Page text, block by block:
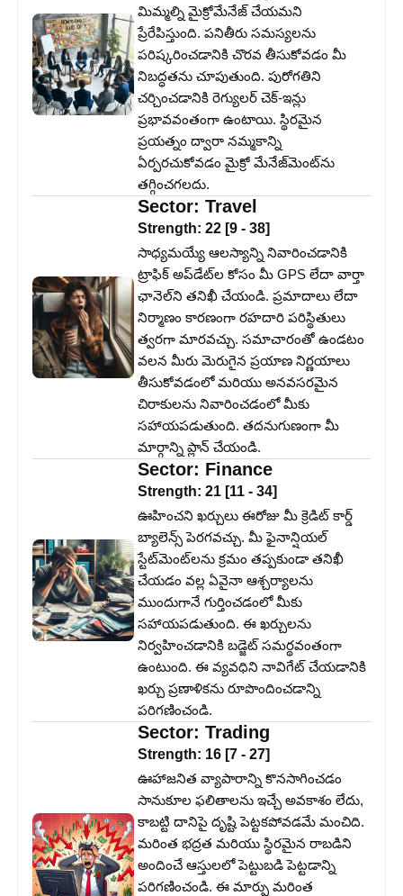
మిమ్మల్ని మైక్రోమేనేజ్ చేయమని
ప్రేరేపిస్తుంది. పనితీరు సమస్యలను
పరిష్కరించడానికి చొరవ తీసుకోవడం మీ
నిబద్ధతను చూపుతుంది. పురోగతిని
చర్చించడానికి రెగ్యులర్ చెక్-ఇన్లు
ప్రభావవంతంగా ఉంటాయి. స్థిరమైన
ప్రయత్నం ద్వారా నమ్మకాన్ని
ఏర్పరచుకోవడం మైక్రో మేనేజ్‌మెంట్‌ను
తగ్గించగలదు.
Sector: Travel
Strength: 22 [9 - 38]
సాధ్యమయ్యే ఆలస్యాన్ని నివారించడానికి
ట్రాఫిక్ అప్‌డేట్‌ల కోసం మీ GPS లేదా వార్తా
ఛానెల్‌ని తనిఖీ చేయండి. ప్రమాదాలు లేదా
నిర్మాణం కారణంగా రహదారి పరిస్థితులు
త్వరగా మారవచ్చు. సమాచారంతో ఉండటం
వలన మీరు మెరుగైన ప్రయాణ నిర్ణయాలు
తీసుకోవడంలో మరియు అనవసరమైన
చిరాకులను నివారించడంలో మీకు
సహాయపడుతుంది. తదనుగుణంగా మీ
మార్గాన్ని ప్లాన్ చేయండి.
Sector: Finance
Strength: 21 [11 - 34]
ఊహించని ఖర్చులు ఈరోజు మీ క్రెడిట్ కార్డ్
బ్యాలెన్స్ పెరగవచ్చు. మీ ఫైనాన్షియల్
స్టేట్‌మెంట్‌లను క్రమం తప్పకుండా తనిఖీ
చేయడం వల్ల ఏవైనా ఆశ్చర్యాలను
ముందుగానే గుర్తించడంలో మీకు
సహాయపడుతుంది. ఈ ఖర్చులను
నిర్వహించడానికి బడ్జెట్ సమర్థవంతంగా
ఉంటుంది. ఈ వ్యవధిని నావిగేట్ చేయడానికి
ఖర్చు ప్రణాళికను రూపొందించడాన్ని
పరిగణించండి.
Sector: Trading
Strength: 16 [7 - 27]
ఊహాజనిత వ్యాపారాన్ని కొనసాగించడం
సానుకూల ఫలితాలను ఇచ్చే అవకాశం లేదు,
కాబట్టి దానిపై దృష్టి పెట్టకపోవడమే మంచిది.
మరింత భద్రత మరియు స్థిరమైన రాబడిని
అందించే ఆస్తులలో పెట్టుబడి పెట్టడాన్ని
పరిగణించండి. ఈ మార్పు మరింత